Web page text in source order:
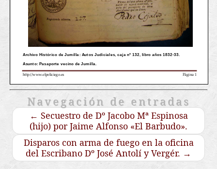
Navegación de entradas
← Secuestro de Dº Jacobo Mª Espinosa
(hijo) por Jaime Alfonso «El Barbudo».
Disparos con arma de fuego en la oficina
del Escribano Dº José Antolí y Vergér. →